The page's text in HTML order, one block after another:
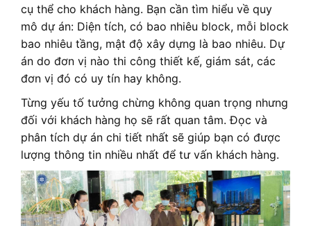
cụ thể cho khách hàng. Bạn cần tìm hiểu về quy
mô dự án: Diện tích, có bao nhiêu block, mỗi block
bao nhiêu tầng, mật độ xây dựng là bao nhiêu. Dự
án do đơn vị nào thi công thiết kế, giám sát, các
đơn vị đó có uy tín hay không.
Từng yếu tố tưởng chừng không quan trọng nhưng
đối với khách hàng họ sẽ rất quan tâm. Đọc và
phân tích dự án chi tiết nhất sẽ giúp bạn có được
lượng thông tin nhiều nhất để tư vấn khách hàng.